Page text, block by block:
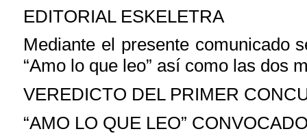
EDITORIAL ESKELETRA
Mediante el presente comunicado
“Amo lo que leo” así como las dos
VEREDICTO DEL PRIMER
“AMO LO QUE LEO”